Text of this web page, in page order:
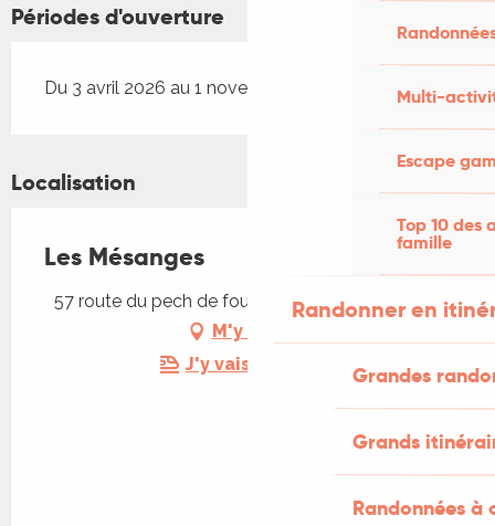
Multi-
Escape
Top 10 des
famille
Randonner en
Grandes
Grands
Randonnées
Périodes d'ouverture
Du 3 avril 2026 au 1 novembre 2026
Localisation
Les Mésanges
57 route du pech de fourques, 46300 Ginouillac
M'y rendre
J'y vais en train !